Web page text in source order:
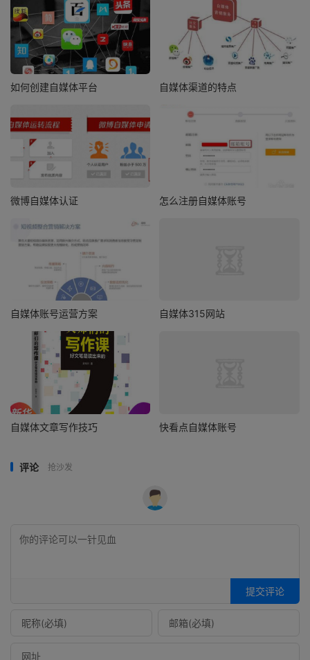
如何创建自媒体平台 自媒体渠道的特点
微博自媒体认证 怎么注册自媒体账号
自媒体账号运营方案 自媒体315网站
自媒体文章写作技巧 快看点自媒体账号
评论 抢沙发
提交评论